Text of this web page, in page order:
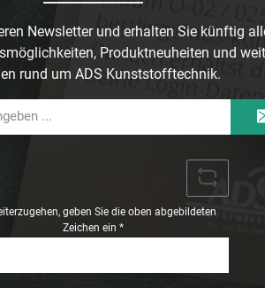
Newsletter und erhalten Sie künftig
Produktneuheiten und
rund um ADS Kunststofftechnik.
geben Sie die oben abgebildeten
Zeichen ein *